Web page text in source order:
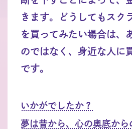
きます。どうしてもスク
を買ってみたい場合は、
のではなく、身近な人に
です。
いかがでしたか？
夢は昔から、心の奥底から